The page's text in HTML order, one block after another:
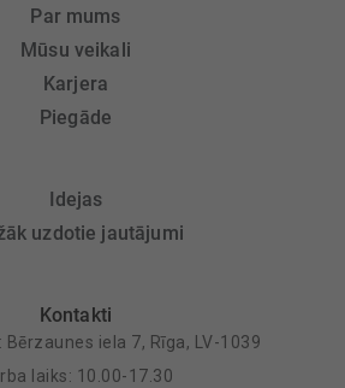
Par mums
Mūsu veikali
Karjera
Piegāde
Idejas
uzdotie jautājumi
Kontakti
Bērzaunes iela 7, Rīga, LV-1039
laiks: 10.00-17.30